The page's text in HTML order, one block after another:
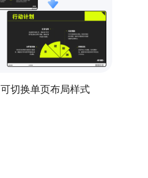
可切换单页布局样式